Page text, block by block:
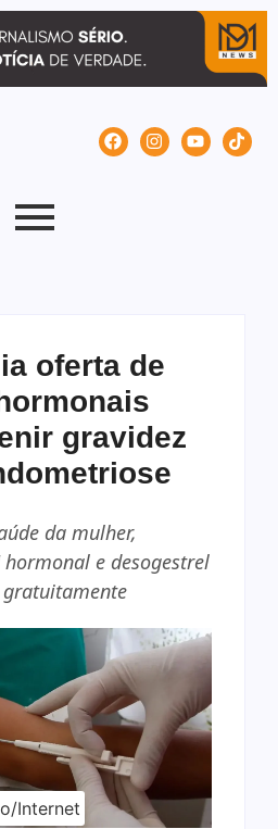
oferta de
gravidez
da mulher,
e desogestrel
Internet